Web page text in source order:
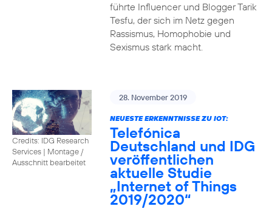
führte Influencer und Blogger Tarik
Tesfu, der sich im Netz gegen
Rassismus, Homophobie und
Sexismus stark macht.
Credits: IDG Research
Services | Montage /
Ausschnitt bearbeitet
28. November 2019
NEUESTE ERKENNTNISSE ZU IOT:
Telefónica
Deutschland und IDG
veröffentlichen
aktuelle Studie
„Internet of Things
2019/2020“